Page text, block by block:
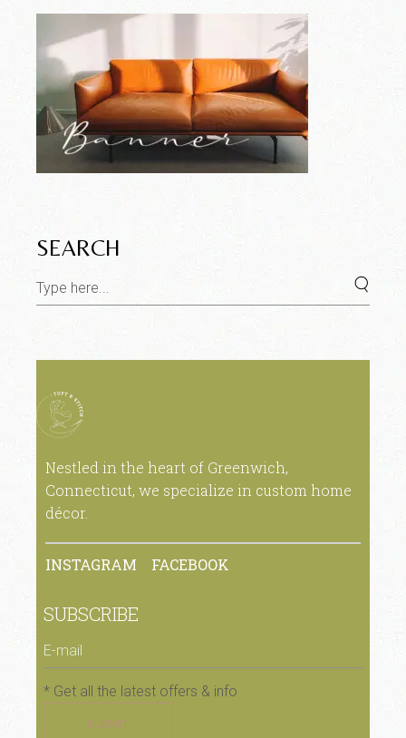
SEARCH
Nestled in the heart of Greenwich,
Connecticut, we specialize in custom home
décor.
INSTAGRAM FACEBOOK
SUBSCRIBE
* Get all the latest offers & info
SUBMIT